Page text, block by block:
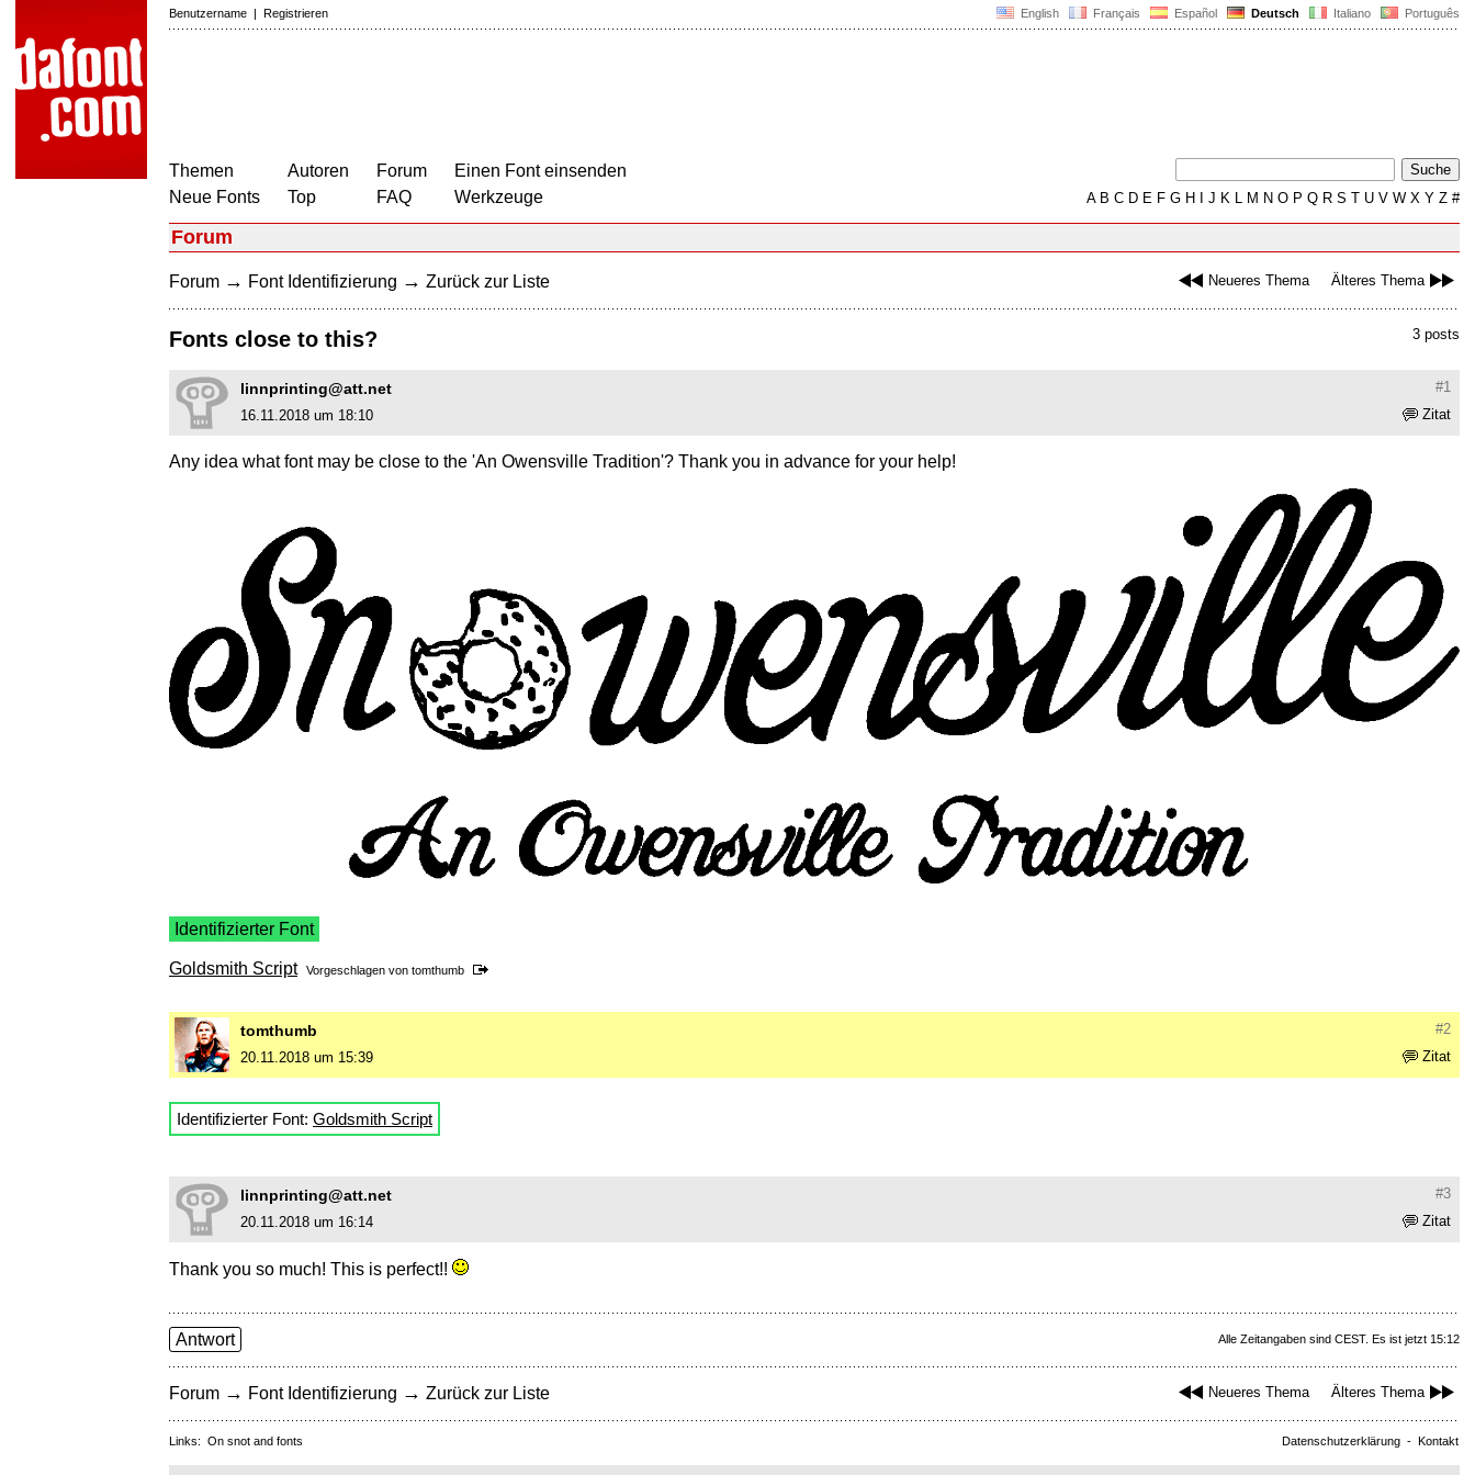
English Français Español Deutsch Italiano Português
Benutzername | Registrieren
Themen
Neue Fonts
Autoren
Top
Forum
FAQ
Einen Font einsenden
Werkzeuge
AB C D E F G H J K L M N O P Q R S T U V W X Y Z #
Forum
Neueres Thema Älteres Thema
Forum → Font Identifizierung → Zurück zur Liste
3 posts
Fonts close to this?
#1
linnprinting@att.net
Zitat
16.11.2018 um 18:10
Any idea what font may be close to the 'An Owensville Tradition'? Thank you in advance for your help!
Identifizierter Font
Goldsmith Script Vorgeschlagen von tomthumb
#2
tomthumb
Zitat
20.11.2018 um 15:39
Identifizierter Font: Goldsmith Script
#3
linnprinting@att.net
Zitat
20.11.2018 um 16:14
Thank you so much! This is perfect!!
Alle Zeitangaben sind CEST. Es ist jetzt 15:12
Antwort
Neueres Thema Älteres Thema
Forum → Font Identifizierung → Zurück zur Liste
Datenschutzerklärung - Kontakt
Links: On snot and fonts